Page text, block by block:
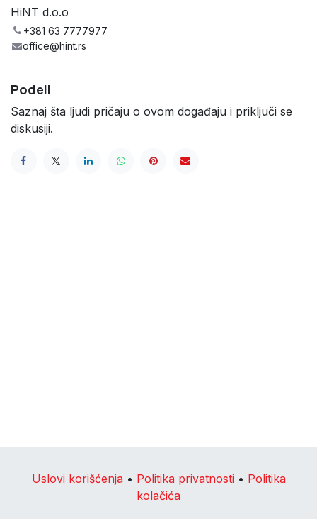
HiNT d.o.o
+381 63 7777977
office@hint.rs
Podeli
Saznaj šta ljudi pričaju o ovom događaju i priključi se
diskusiji.
Uslovi korišćenja • Politika privatnosti • Politika
kolačića